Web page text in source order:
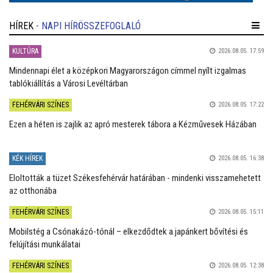
HÍREK - NAPI HÍRÖSSZEFOGLALÓ
KULTÚRA 2026.08.05. 17:59
Mindennapi élet a középkori Magyarországon címmel nyílt izgalmas
tablókiállítás a Városi Levéltárban
FEHÉRVÁRI SZÍNES 2026.08.05. 17:22
Ezen a héten is zajlik az apró mesterek tábora a Kézművesek Házában
KÉK HÍREK 2026.08.05. 16:38
Eloltották a tüzet Székesfehérvár határában - mindenki visszamehetett
az otthonába
FEHÉRVÁRI SZÍNES 2026.08.05. 15:11
Mobilstég a Csónakázó-tónál – elkezdődtek a japánkert bővítési és
felújítási munkálatai
FEHÉRVÁRI SZÍNES 2026.08.05. 12:38